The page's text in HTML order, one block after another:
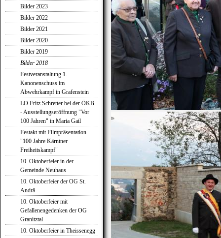
Bilder 2023
Bilder 2022
Bilder 2021
Bilder 2020
Bilder 2019
Bilder 2018
Festveranstaltung 1.
Kanonenschuss im
Abwehrkampf in Grafenstein
LO Fritz Schretter bei der ÖKB
- Ausstellungseröffnung "Vor
100 Jahren" in Maria Gail
Festakt mit Filmpräsentation
"100 Jahre Kärntner
Freiheitskampf"
10. Oktoberfeier in der
Gemeinde Neuhaus
10. Oktoberfeier der OG St.
Andrä
10. Oktoberfeier mit
Gefallenengedenken der OG
Granitztal
10. Oktoberfeier in Theissenegg